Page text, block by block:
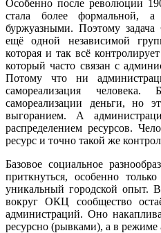
Особенно после революции
стала более формальной, а
буржуазными. Поэтому
ещё одной независимой
которая и так всё
который часто связан с
Потому что ни
самореализация
самореализации деньги, но
выгоранием. А
распределением ресурсов.
ресурс и точно такой же
Базовое социальное
приткнуться, особенно
уникальный городской опыт.
вокруг ОКЦ сообщество
администраций. Оно
ресурсно (рывками), а в режиме